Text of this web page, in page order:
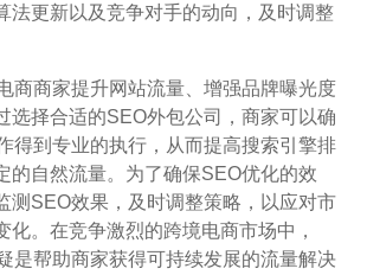
法更新以及竞争对手的动向，及时调整
商商家提升网站流量、增强品牌曝光度
选择合适的SEO外包公司，商家可以确
得到专业的执行，从而提高搜索引擎排
的自然流量。为了确保SEO优化的效
测SEO效果，及时调整策略，以应对市
化。在竞争激烈的跨境电商市场中，
是帮助商家获得可持续发展的流量解决